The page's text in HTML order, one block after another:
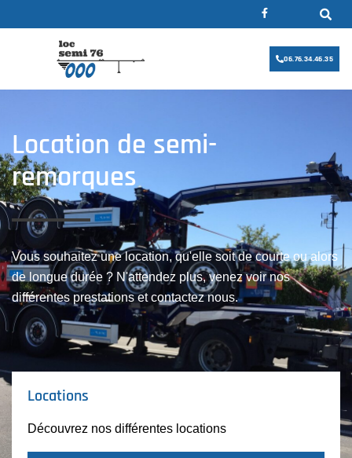
06.76.34.46.35
Location de semi-
remorques
Vous souhaitez une location, qu'elle soit de courte ou alors
de longue durée ? N'attendez plus, venez voir nos
différentes prestations et contactez nous.
Locations
Découvrez nos différentes locations